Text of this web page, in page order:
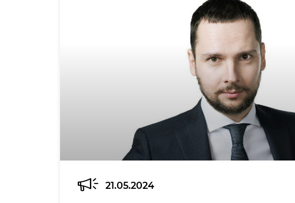
21.05.2024